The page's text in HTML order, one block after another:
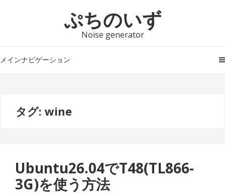
シ
ツ
ぷちのいず
Noise generator
メインナビゲーション
タグ: wine
Ubuntu26.04でT48(TL866-
3G)を使う方法